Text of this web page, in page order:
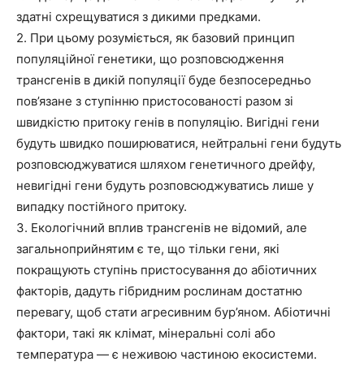
здатні схрещуватися з дикими предками.
2. При цьому розуміється, як базовий принцип
популяційної генетики, що розповсюдження
трансгенів в дикій популяції буде безпосередньо
пов’язане з ступінню пристосованості разом зі
швидкістю притоку генів в популяцію. Вигідні гени
будуть швидко поширюватися, нейтральні гени будуть
розповсюджуватися шляхом генетичного дрейфу,
невигідні гени будуть розповсюджуватись лише у
випадку постійного притоку.
3. Екологічний вплив трансгенів не відомий, але
загальноприйнятим є те, що тільки гени, які
покращують ступінь пристосування до абіотичних
факторів, дадуть гібридним рослинам достатню
перевагу, щоб стати агресивним бур’яном. Абіотичні
фактори, такі як клімат, мінеральні солі або
температура — є неживою частиною екосистеми.